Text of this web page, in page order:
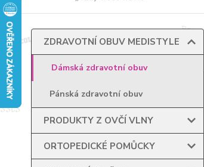
ZDRAVOTNÍ OBUV MEDISTYLE
Dámská zdravotní obuv
Pánská zdravotní obuv
PRODUKTY Z OVČÍ VLNY
ORTOPEDICKÉ POMŮCKY